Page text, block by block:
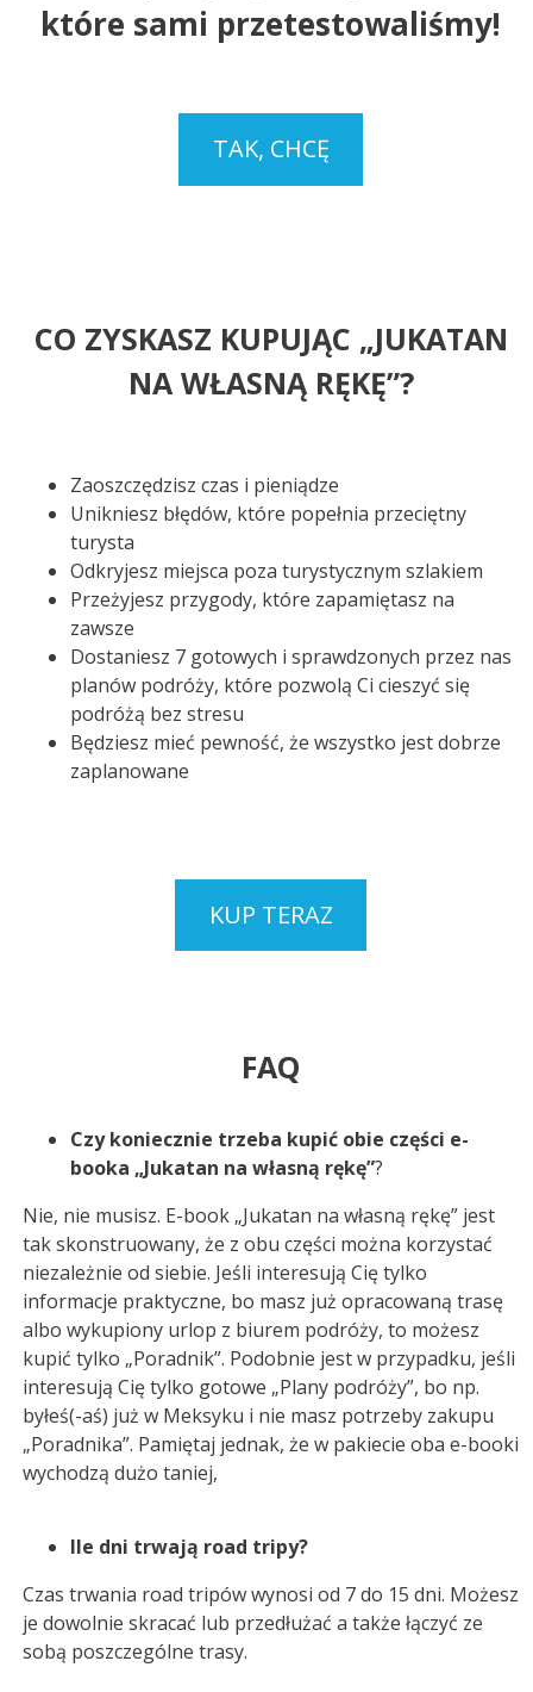
które sami przetestowaliśmy!
TAK, CHCĘ
CO ZYSKASZ KUPUJĄC „JUKATAN
NA WŁASNĄ RĘKĘ”?
Zaoszczędzisz czas i pieniądze
Unikniesz błędów, które popełnia przeciętny
turysta
Odkryjesz miejsca poza turystycznym szlakiem
Przeżyjesz przygody, które zapamiętasz na
zawsze
Dostaniesz 7 gotowych i sprawdzonych przez nas
planów podróży, które pozwolą Ci cieszyć się
podróżą bez stresu
Będziesz mieć pewność, że wszystko jest dobrze
zaplanowane
KUP TERAZ
FAQ
Czy koniecznie trzeba kupić obie części e-
booka „Jukatan na własną rękę”?
Nie, nie musisz. E-book „Jukatan na własną rękę” jest
tak skonstruowany, że z obu części można korzystać
niezależnie od siebie. Jeśli interesują Cię tylko
informacje praktyczne, bo masz już opracowaną trasę
albo wykupiony urlop z biurem podróży, to możesz
kupić tylko „Poradnik”. Podobnie jest w przypadku, jeśli
interesują Cię tylko gotowe „Plany podróży”, bo np.
byłeś(-aś) już w Meksyku i nie masz potrzeby zakupu
„Poradnika”. Pamiętaj jednak, że w pakiecie oba e-booki
wychodzą dużo taniej,
Ile dni trwają road tripy?
Czas trwania road tripów wynosi od 7 do 15 dni. Możesz
je dowolnie skracać lub przedłużać a także łączyć ze
sobą poszczególne trasy.